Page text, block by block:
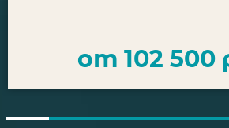
от 102 500